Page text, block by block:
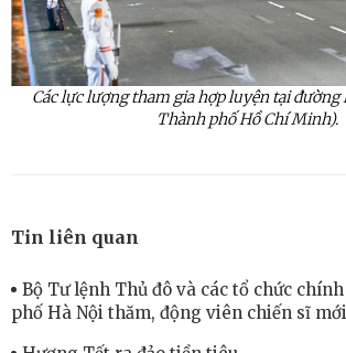
Các lực lượng tham gia hợp luyện tại đường
Thành phố Hồ Chí Minh).
Tin liên quan
Bộ Tư lệnh Thủ đô và các tổ chức
phố Hà Nội thăm, động viên chiến sĩ mới